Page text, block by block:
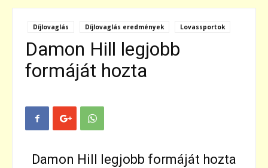
Díjlovaglás Díjlovaglás eredmények Lovassportok
Damon Hill legjobb
formáját hozta
Damon Hill legjobb formáját hozta